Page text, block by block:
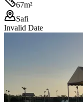
67m²
Safi
Invalid Date